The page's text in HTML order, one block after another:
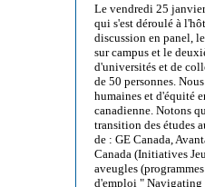
Le vendredi 25
qui s'est déroulé à
discussion en panel,
sur campus et le
d'universités et de
de 50 personnes.
humaines et d'équité
canadienne. Notons
transition des études
de : GE Canada,
Canada (Initiatives
aveugles
d'emploi " Navigating